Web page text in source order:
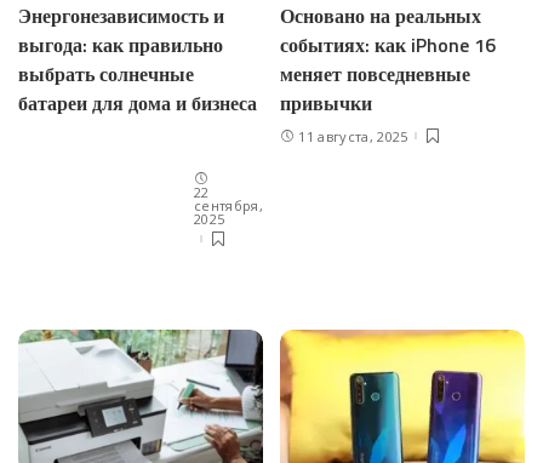
Энергонезависимость и
выгода: как правильно
выбрать солнечные
батареи для дома и бизнеса
22
сентября,
2025
Основано на реальных
событиях: как iPhone 16
меняет повседневные
привычки
11 августа, 2025